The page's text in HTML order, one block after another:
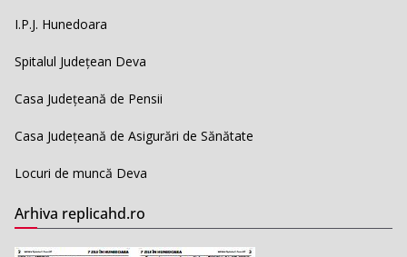
I.P.J. Hunedoara
Spitalul Județean Deva
Casa Județeană de Pensii
Casa Județeană de Asigurări de Sănătate
Locuri de muncă Deva
Arhiva replicahd.ro